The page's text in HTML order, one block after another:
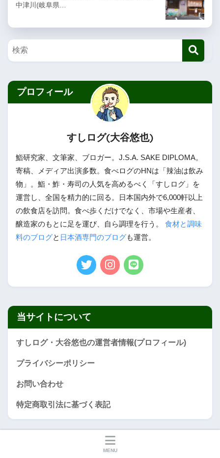
中津川(岐阜県…
プロフィール
すしログ(大谷悠也)
鮨研究家、文筆家、ブロガー。J.S.A. SAKE DIPLOMA。
寄稿、メディア出演多数。食べログのHNは「辣油は飲み
物」。鮨・鮓・寿司の人気を高めるべく「すしログ」を
運営し、全国を精力的に回る。日本国内外で6,000軒以上
の飲食店を訪問。食べ歩くだけでなく、市場や生産者、
醸造家のもとに足を運び、自ら調理を行う。 食材と調味
料のブログと 日本酒専門のブログも運営。
当サイトについて
すしログ・大谷悠也の運営者情報(プロフィール)
プライバシーポリシー
お問い合わせ
特定商取引法に基づく表記
MENU